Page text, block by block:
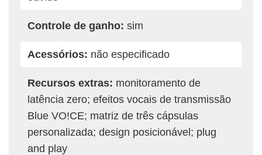
Controle de ganho: sim
Acessórios: não especificado
Recursos extras: monitoramento de
latência zero; efeitos vocais de transmissão
Blue VO!CE; matriz de três cápsulas
personalizada; design posicionável; plug
and play